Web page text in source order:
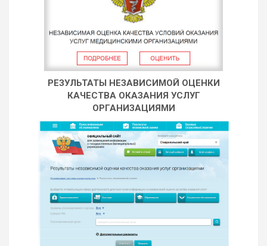
РЕЗУЛЬТАТЫ НЕЗАВИСИМОЙ ОЦЕНКИ
КАЧЕСТВА ОКАЗАНИЯ УСЛУГ
ОРГАНИЗАЦИЯМИ